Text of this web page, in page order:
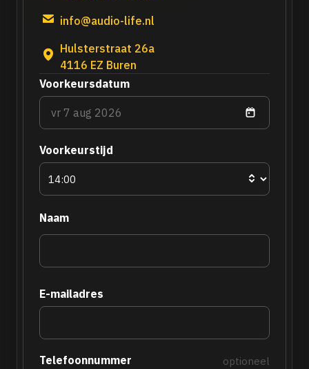
info@audio-life.nl
Hulsterstraat 26a
4116 EZ Buren
Voorkeursdatum
Voorkeurstijd
Naam
E-mailadres
Telefoonnummer optioneel